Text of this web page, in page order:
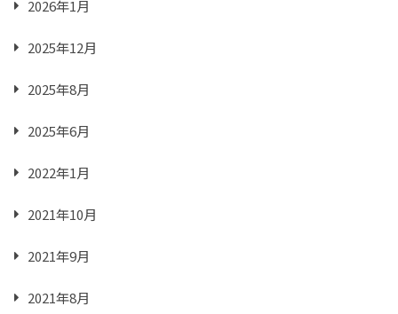
2026年1月
2025年12月
2025年8月
2025年6月
2022年1月
2021年10月
2021年9月
2021年8月